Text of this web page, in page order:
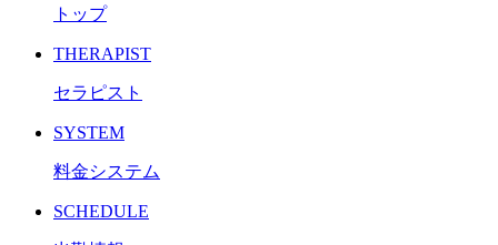
トップ
THERAPIST
セラピスト
SYSTEM
料金システム
SCHEDULE